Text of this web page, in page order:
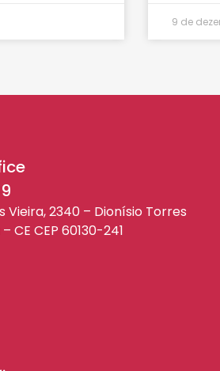
9 de
Vieira, 2340 – Dionísio Torres
CE CEP 60130-241